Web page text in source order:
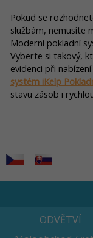
Pokud se
službám, nemusíte
Moderní pokladní
Vyberte si takový,
evidenci při
systém iKelp
stavu zásob i
ODVĚTVÍ